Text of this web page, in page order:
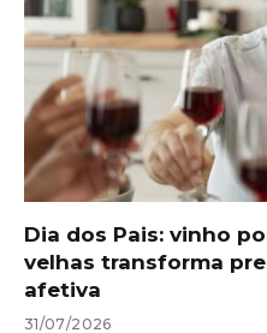
Dia dos Pais: vinho
velhas transforma
afetiva
31/07/2026